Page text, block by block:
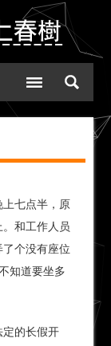
七点半，原
和工作人员
个没有座位
知道要坐多
定的长假开